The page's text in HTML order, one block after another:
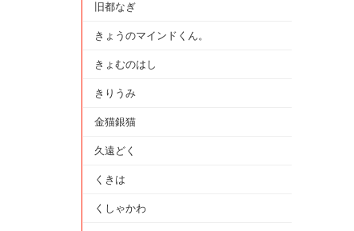
旧都なぎ
きょうのマインドくん。
きょむのはし
きりうみ
金猫銀猫
久遠どく
くきは
くしゃかわ